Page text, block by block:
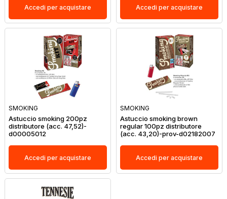
Accedi per acquistare Accedi per acquistare
SMOKING
Astuccio smoking 200pz
distributore (acc. 47,52)-
d00005012
Accedi per acquistare
SMOKING
Astuccio smoking brown
regular 100pz distributore
(acc. 43,20)-prov-d02182007
Accedi per acquistare